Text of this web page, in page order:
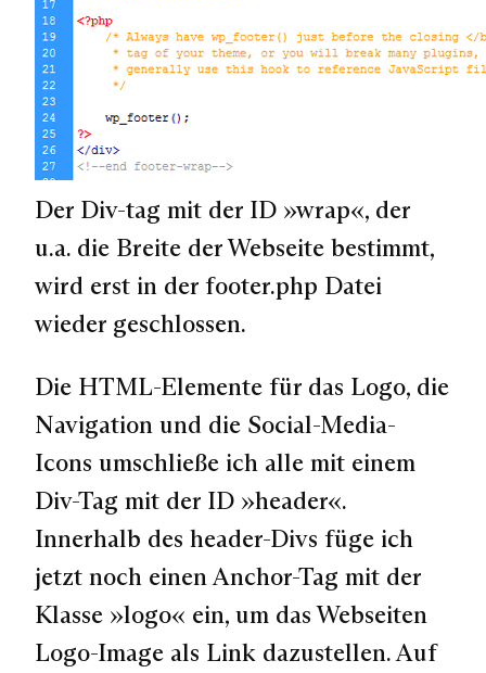
Der Div-tag mit der ID »wrap«, der
u.a. die Breite der Webseite bestimmt,
wird erst in der footer.php Datei
wieder geschlossen.
Die HTML-Elemente für das Logo, die
Navigation und die Social-Media-
Icons umschließe ich alle mit einem
Div-Tag mit der ID »header«.
Innerhalb des header-Divs füge ich
jetzt noch einen Anchor-Tag mit der
Klasse »logo« ein, um das Webseiten
Logo-Image als Link dazustellen. Auf